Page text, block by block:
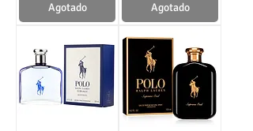
Agotado Agotado